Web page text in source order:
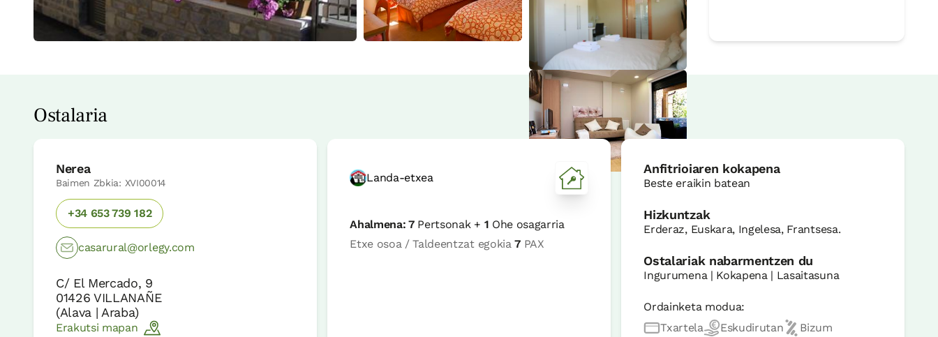
Ostalaria
Nerea
Baimen Zbkia: XVI00014
+34 653 739 182
casarural@orlegy.com
C/ El Mercado, 9
01426 VILLANAÑE
(Alava | Araba)
Erakutsi mapan
Landa-etxea
Ahalmena:7Pertsonak + 1 Ohe osagarria
Etxe osoa / Taldeentzat egokia7PAX
Anfitrioiaren kokapena
Beste eraikin batean
Hizkuntzak
Erderaz, Euskara, Ingelesa, Frantsesa.
Ostalariak nabarmentzen du
Ingurumena | Kokapena | Lasaitasuna
Ordainketa modua:
Txartela
Eskudirutan Bizum